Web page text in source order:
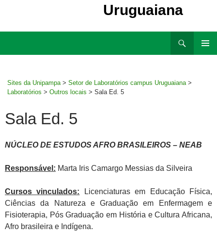
Uruguaiana
Sites da Unipampa > Setor de Laboratórios campus Uruguaiana >
Laboratórios > Outros locais > Sala Ed. 5
Sala Ed. 5
NÚCLEO DE ESTUDOS AFRO BRASILEIROS – NEAB
Responsável: Marta Iris Camargo Messias da Silveira
Cursos vinculados: Licenciaturas em Educação Física,
Ciências da Natureza e Graduação em Enfermagem e
Fisioterapia, Pós Graduação em História e Cultura Africana,
Afro brasileira e Indígena.